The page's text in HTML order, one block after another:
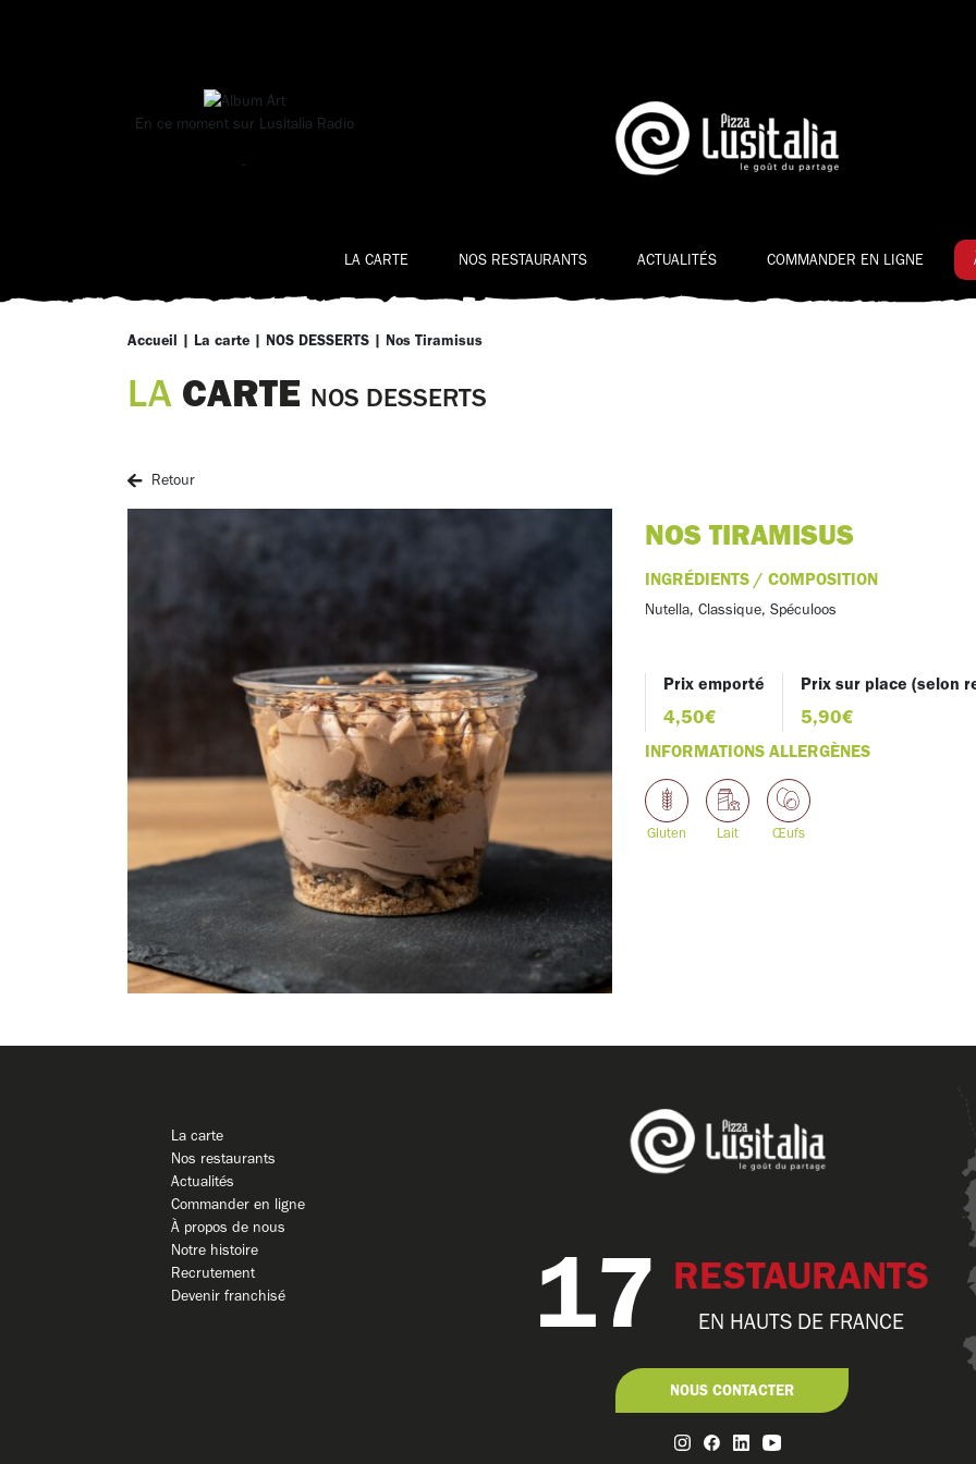
En ce moment sur Lusitalia Radio
-
LA CARTE NOS RESTAURANTS ACTUALITÉS COMMANDER EN LIGNE
Accueil | La carte | NOS DESSERTS | Nos Tiramisus
LA CARTE NOS DESSERTS
Retour
NOS TIRAMISUS
INGRÉDIENTS / COMPOSITION
Nutella, Classique, Spéculoos
Prix emporté
4,50€
Prix sur place (selon
5,90€
INFORMATIONS ALLERGÈNES
Gluten Lait Œufs
La carte
Nos restaurants
Actualités
Commander en ligne
À propos de nous
Notre histoire
Recrutement
Devenir franchisé
17 RESTAURANTS
EN HAUTS DE FRANCE
NOUS CONTACTER